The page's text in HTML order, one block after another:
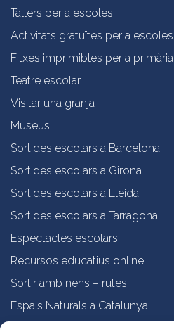
Tallers per a escoles
Activitats gratuïtes per a escoles
Fitxes imprimibles per a primària
Teatre escolar
Visitar una granja
Museus
Sortides escolars a Barcelona
Sortides escolars a Girona
Sortides escolars a Lleida
Sortides escolars a Tarragona
Espectacles escolars
Recursos educatius online
Sortir amb nens – rutes
Espais Naturals a Catalunya